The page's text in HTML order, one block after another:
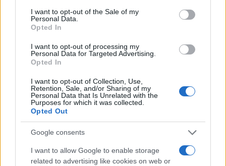
I want to opt-out of the Sale of my
Personal Data.
Opted In
I want to opt-out of processing my
Personal Data for Targeted Advertising.
Opted In
I want to opt-out of Collection, Use,
Retention, Sale, and/or Sharing of my
Personal Data that Is Unrelated with the
Purposes for which it was collected.
Opted Out
Google consents
I want to allow Google to enable storage
related to advertising like cookies on web or
hanno contratto unmutuo a tasso variabile
acquistare la prima casa quando nessuno
prevedeva sarebbe deflagrato un conflitto a fuoco
nel cuore dell’Europa con conseguente esplosione
dei prezzi di energia e materie prime.
La Germania erige un muro davanti alla proposta
avanzata da altri Paesi europei di mettere in
comune il debito e
, sull’esempio di quello che ha permesso
all’Europa di risvegliarsi dal Covid, ma potrebbe
essere l’unica via uscita dall’incubo della